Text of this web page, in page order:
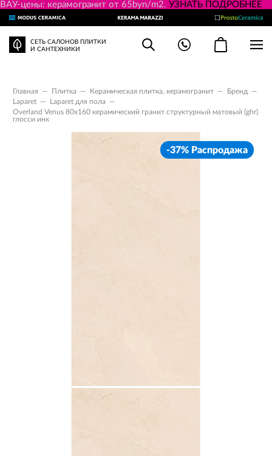
ВАУ-цены: керамогранит от 65byn/m2. УЗНАТЬ ПОДРОБНЕЕ
СЕТЬ САЛОНОВ ПЛИТКИ
И САНТЕХНИКИ
Главная — Плитка — Керамическая плитка, керамогранит — Бренд
—
Laparet — Laparet для пола
—
Overland Venus 80x160 керамический гранит структурный матовый (ghr)
глосси инк
-37% Распродажа